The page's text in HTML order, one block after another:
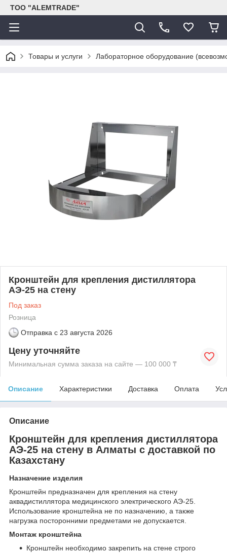
ТОО "ALEMTRADE"
Товары и услуги Лабораторное оборудование
Кронштейн для крепления дистиллятора
АЭ-25 на стену
Под заказ
Розница
Отправка с 23 августа 2026
Цену уточняйте
Минимальная сумма заказа на сайте — 100 000 ₸
Описание Характеристики Доставка Оплата
Описание
Кронштейн для крепления дистиллятора
АЭ-25 на стену в Алматы с доставкой по
Казахстану
Назначение изделия
Кронштейн предназначен для крепления на стену
аквадистиллятора медицинского электрического АЭ-25.
Использование кронштейна не по назначению, а также
нагрузка посторонними предметами не допускается.
Монтаж кронштейна
Кронштейн необходимо закрепить на стене строго